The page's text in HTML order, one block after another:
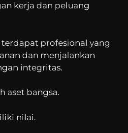
kerja dan peluang
profesional yang
dan menjalankan
integritas.
aset bangsa.
nilai.